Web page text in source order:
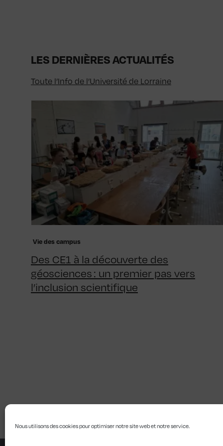
Nous utilisons des cookies pour optimiser notre site web et notre service.
LES DERNIÈRES ACTUALITÉS
Toute l’Info de l’Université de Lorraine
Vie des campus
Des CE1 à la découverte des
géosciences : un premier pas vers
l’inclusion scientifique